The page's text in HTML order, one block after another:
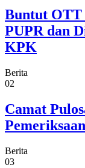
Buntut OTT
PUPR dan
KPK
Berita
02
Camat
Berita
03